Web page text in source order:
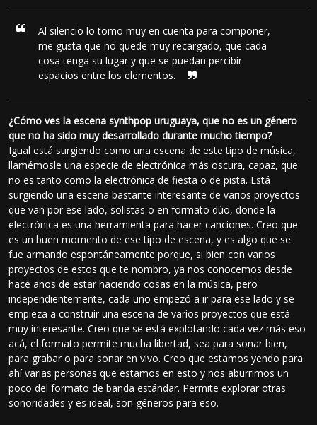
Al silencio lo tomo muy en cuenta para componer,
me gusta que no quede muy recargado, que cada
cosa tenga su lugar y que se puedan percibir
espacios entre los elementos.
¿Cómo ves la escena synthpop uruguaya, que no es un género
que no ha sido muy desarrollado durante mucho tiempo?
Igual está surgiendo como una escena de este tipo de música,
llamémosle una especie de electrónica más oscura, capaz, que
no es tanto como la electrónica de fiesta o de pista. Está
surgiendo una escena bastante interesante de varios proyectos
que van por ese lado, solistas o en formato dúo, donde la
electrónica es una herramienta para hacer canciones. Creo que
es un buen momento de ese tipo de escena, y es algo que se
fue armando espontáneamente porque, si bien con varios
proyectos de estos que te nombro, ya nos conocemos desde
hace años de estar haciendo cosas en la música, pero
independientemente, cada uno empezó a ir para ese lado y se
empieza a construir una escena de varios proyectos que está
muy interesante. Creo que se está explotando cada vez más eso
acá, el formato permite mucha libertad, sea para sonar bien,
para grabar o para sonar en vivo. Creo que estamos yendo para
ahí varias personas que estamos en esto y nos aburrimos un
poco del formato de banda estándar. Permite explorar otras
sonoridades y es ideal, son géneros para eso.